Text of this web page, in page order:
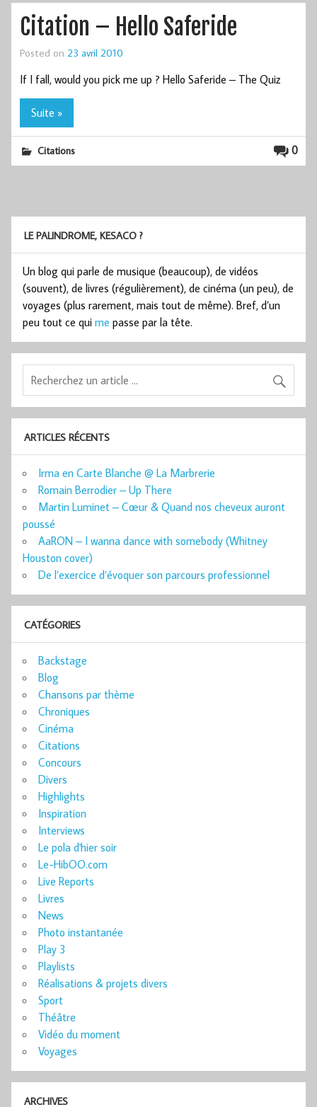
Citation – Hello Saferide
Posted on 23 avril 2010
If I fall, would you pick me up ? Hello Saferide – The Quiz
Suite »
0
Citations
LE PALINDROME, KESACO ?
Un blog qui parle de musique (beaucoup), de vidéos
(souvent), de livres (régulièrement), de cinéma (un peu), de
voyages (plus rarement, mais tout de même). Bref, d’un
peu tout ce qui me passe par la tête.
ARTICLES RÉCENTS
Irma en Carte Blanche @ La Marbrerie
Romain Berrodier – Up There
Martin Luminet – Cœur & Quand nos cheveux auront
poussé
AaRON – I wanna dance with somebody (Whitney
Houston cover)
De l’exercice d’évoquer son parcours professionnel
CATÉGORIES
Backstage
Blog
Chansons par thème
Chroniques
Cinéma
Citations
Concours
Divers
Highlights
Inspiration
Interviews
Le pola d'hier soir
Le-HibOO.com
Live Reports
Livres
News
Photo instantanée
Play 3
Playlists
Réalisations & projets divers
Sport
Théâtre
Vidéo du moment
Voyages
ARCHIVES